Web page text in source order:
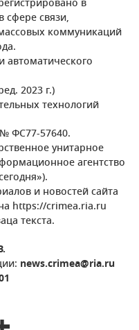
в
сфере связи,
коммуникаций
автоматического
2023 г.)
технологий
ФС77-57640.
унитарное
агентство
и новостей сайта
https://crimea.ria.ru
текста.
news.crimea@ria.ru